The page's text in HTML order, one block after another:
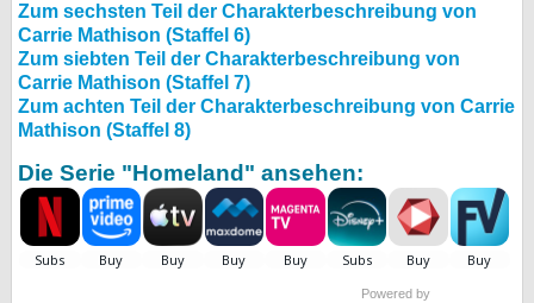
Zum sechsten Teil der Charakterbeschreibung von
Carrie Mathison (Staffel 6)
Zum siebten Teil der Charakterbeschreibung von
Carrie Mathison (Staffel 7)
Zum achten Teil der Charakterbeschreibung von Carrie
Mathison (Staffel 8)
Die Serie "Homeland" ansehen:
Powered by